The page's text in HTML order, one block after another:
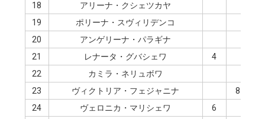
18 アリーナ・クシェツカヤ
19
ポリーナ・スヴィリデンコ
20
アンゲリーナ・パラギナ
21
レナータ・グバシェワ
4
22
カミラ・ネリュボワ
23
ヴィクトリア・フェジャニナ
8
24
ヴェロニカ・マリシェワ
6